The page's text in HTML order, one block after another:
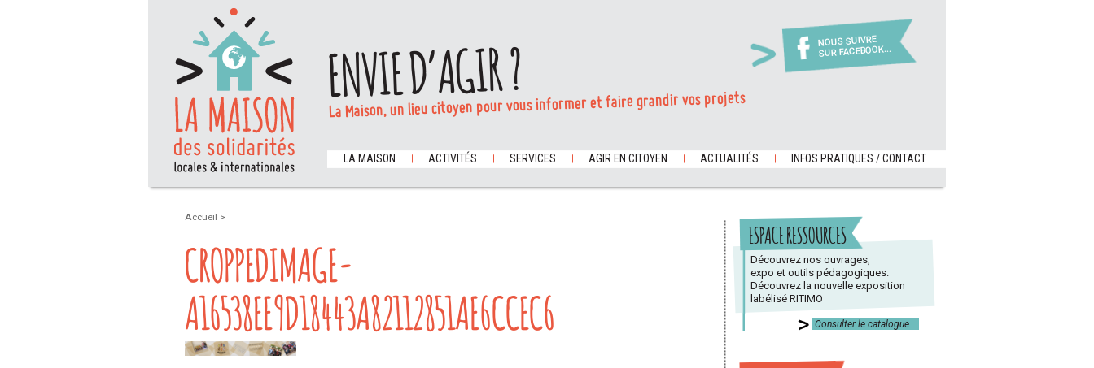
NOUS SUIVRE
SUR FACEBOOK...
ENVIE D’AGIR ?
La Maison, un lieu citoyen pour vous informer et faire grandir vos projets
LA MAISON ACTIVITÉS SERVICES AGIR EN CITOYEN ACTUALITÉS INFOS PRATIQUES / CONTACT
Accueil >
CROPPEDIMAGE-
A16538EE9D18443A82112851AE6CCEC6
ESPACE RESSOURCES
Découvrez nos ouvrages,
expo et outils pédagogiques.
Découvrez la nouvelle exposition
labélisé RITIMO
Consulter le catalogue...